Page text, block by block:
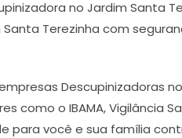
no Jardim Santa
Terezinha com
Descupinizadoras
como o IBAMA, Vigilância
para você e sua família